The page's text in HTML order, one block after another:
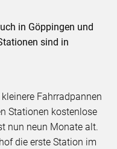
in Göppingen und
sind in
Fahrradpannen
Stationen kostenlose
nun neun Monate alt.
die erste Station im